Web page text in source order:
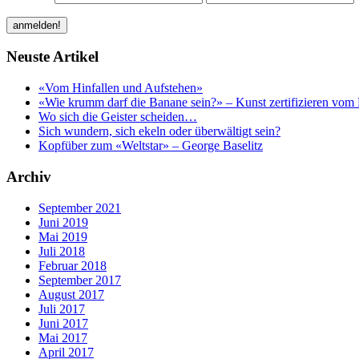
Neuste Artikel
«Vom Hinfallen und Aufstehen»
«Wie krumm darf die Banane sein?» – Kunst zertifizieren vom
Wo sich die Geister scheiden…
Sich wundern, sich ekeln oder überwältigt sein?
Kopfüber zum «Weltstar» – George Baselitz
Archiv
September 2021
Juni 2019
Mai 2019
Juli 2018
Februar 2018
September 2017
August 2017
Juli 2017
Juni 2017
Mai 2017
April 2017